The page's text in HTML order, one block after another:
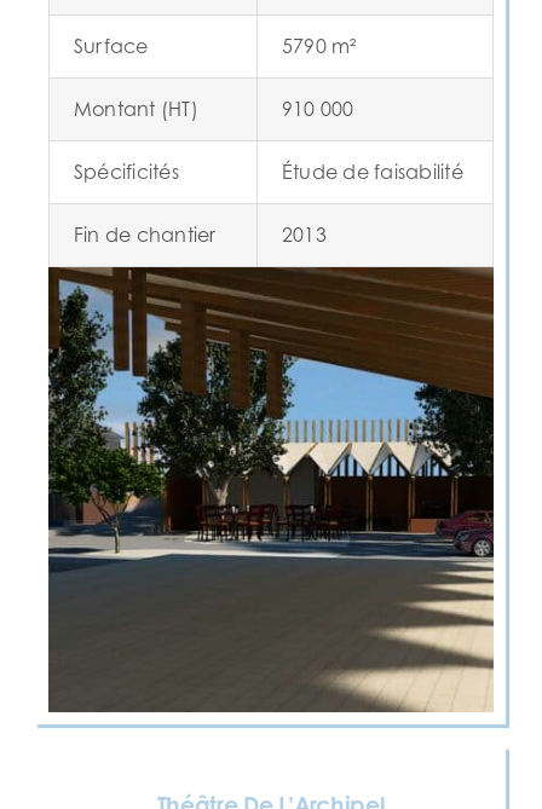
Surface 5790 m²
Montant (HT) 910 000
Spécificités Étude de faisabilité
Fin de chantier 2013